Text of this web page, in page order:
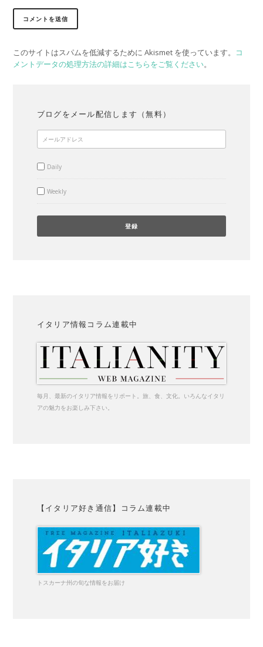
このサイトはスパムを低減するために Akismet を使っています。 コ
メントデータの処理方法の詳細はこちらをご覧ください。
ブログをメール配信します（無料）
Daily
Weekly
イタリア情報コラム連載中
毎月、最新のイタリア情報をリポート。旅、食、文化。いろんなイタリ
アの魅力をお楽しみ下さい。
【イタリア好き通信】コラム連載中
トスカーナ州の旬な情報をお届け